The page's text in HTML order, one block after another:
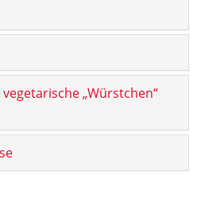
„Würstchen“